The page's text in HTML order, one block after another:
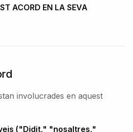
ACORD EN LA SEVA
involucrades en aquest
("Didit," "nosaltres,"